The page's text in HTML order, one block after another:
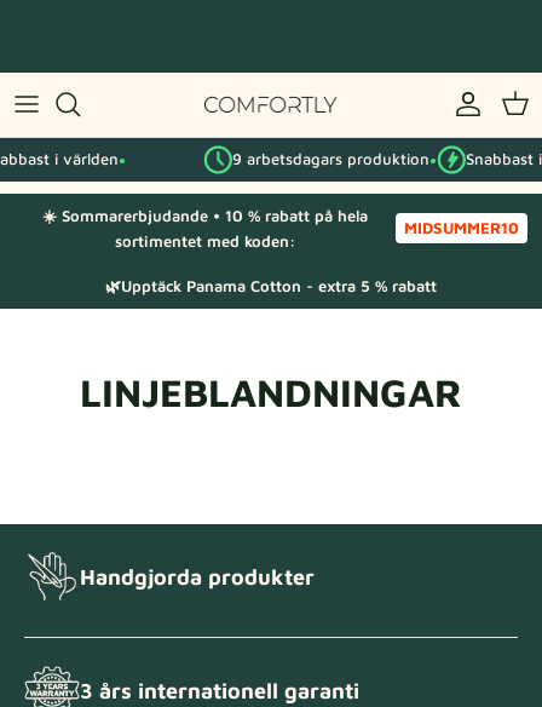
innehåll
Efter IKEA-serie
Efter kategori
Tygprover
Tygprover
Beställ din provbit
i världen● 9 arbetsdagars produktion● Snabbast
☀️ Sommarerbjudande • 10 % rabatt på hela
sortimentet med koden:
MIDSUMMER10
🌿Upptäck Panama Cotton - extra 5 % rabatt
LINJEBLANDNINGAR
Handgjorda produkter
3 års internationell garanti